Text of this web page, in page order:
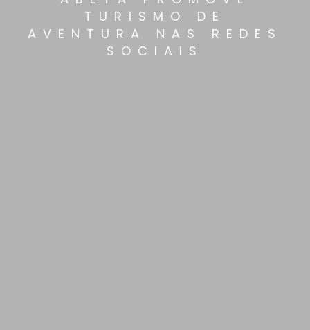
TURISMO DE
AVENTURA NAS REDES
SOCIAIS